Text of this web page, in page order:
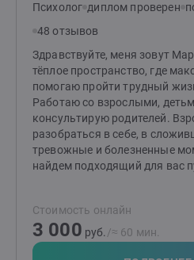
Психолог диплом проверен
48 отзывов
Здравствуйте, меня зовут
тёплое пространство, где
помогаю пройти трудный
Работаю со взрослыми,
консультирую родителей.
разобраться в себе, в
тревожные и болезненные
найдем подходящий для вас
страхами, вспышками гнева,
чувствительностью и
уверенность, улучшить
Стоимость онлайн
3 000 руб. /≈ 60 мин.